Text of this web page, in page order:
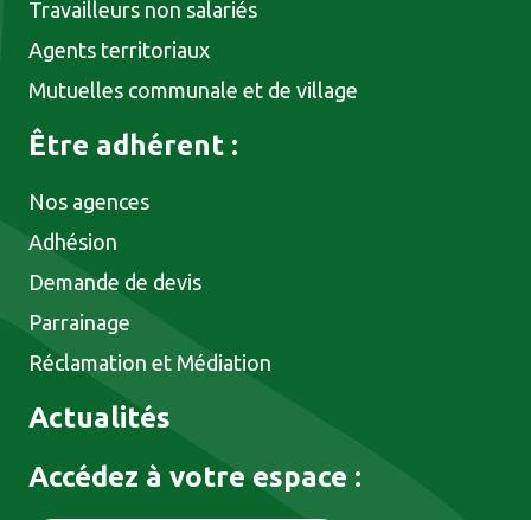
Travailleurs non salariés
Agents territoriaux
Mutuelles communale et de village
Être adhérent :
Nos agences
Adhésion
Demande de devis
Parrainage
Réclamation et Médiation
Actualités
Accédez à votre espace :